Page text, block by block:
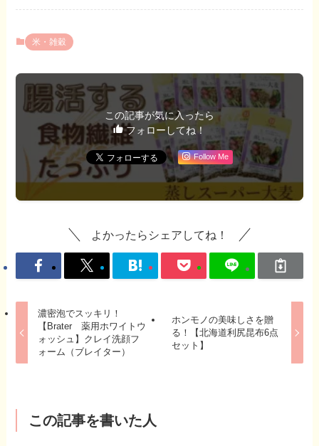
米・雑穀
この記事が気に入ったら
フォローしてね！
Follow Me
よかったらシェアしてね！
濃密泡でスッキリ！
【Brater 薬用ホワイトウ
ォッシュ】クレイ洗顔フ
ォーム（ブレイター）
ホンモノの美味しさを贈
る！【北海道利尻昆布6点
セット】
この記事を書いた人